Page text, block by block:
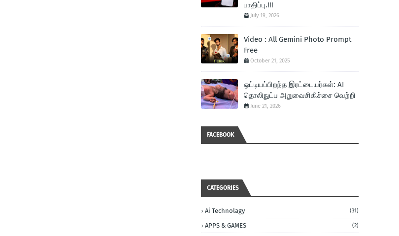
பாதிப்பு.!!!
July 19, 2026
Video : All Gemini Photo Prompt
Free
October 21, 2025
ஒட்டியப்பிறந்த இரட்டையர்கள்: AI
தொலிநுட்ப அறுவைசிகிச்சை வெற்றி
June 21, 2026
FACEBOOK
CATEGORIES
Ai Technolagy (31)
APPS & GAMES (2)